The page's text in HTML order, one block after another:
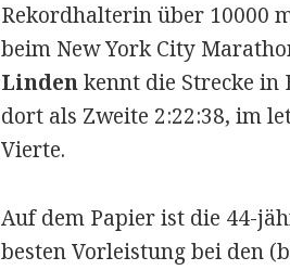
Rekordhalterin über 10000
beim New York City
Lindenkennt die Strecke in
dort als Zweite 2:22:38, im
Vierte.
Auf dem Papier ist die 44-
besten Vorleistung bei den